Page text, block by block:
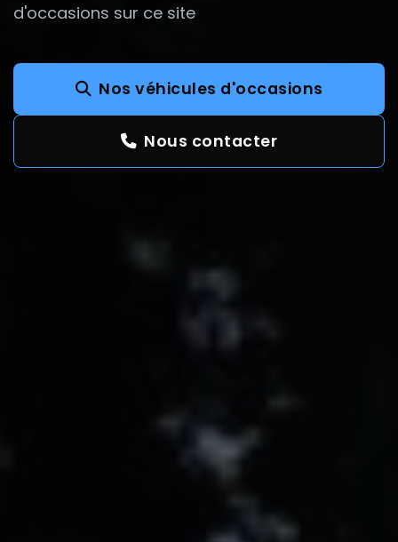
d'occasions sur ce site
Nos véhicules d'occasions
Nous contacter